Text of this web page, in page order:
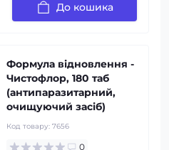
До кошика
Формула відновлення -
Чистофлор, 180 таб
(антипаразитарний,
очищуючий засіб)
Код товару: 7656
0